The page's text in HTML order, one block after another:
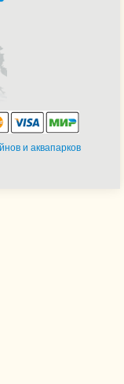
и аквапарков